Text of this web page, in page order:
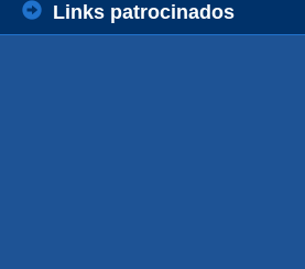
Links patrocinados